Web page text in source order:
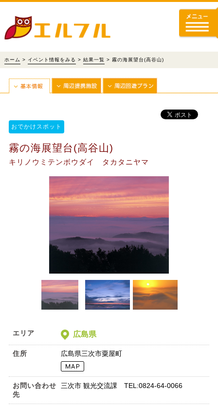
ホーム > イベント情報をみる > 結果一覧 > 霧の海展望台(高谷山)
おでかけスポット
霧の海展望台(高谷山)
キリノウミテンボウダイ タカタニヤマ
エリア 広島県
住所 広島県三次市粟屋町
お問い合わせ
先
三次市 観光交流課 TEL:0824-64-0066